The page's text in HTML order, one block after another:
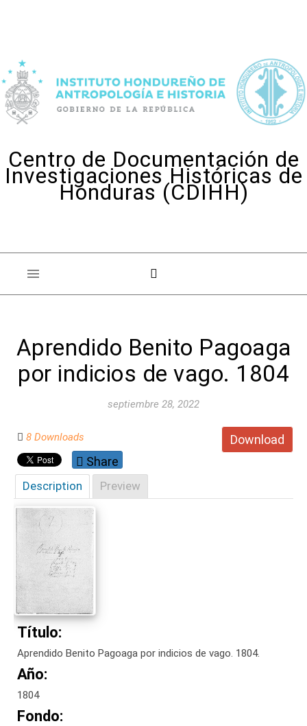
Centro de Documentación de
Investigaciones Históricas de
Honduras (CDIHH)
Aprendido Benito Pagoaga
por indicios de vago. 1804
septiembre 28, 2022
Download
8 Downloads
Share
Description Preview
Título:
Aprendido Benito Pagoaga por indicios de vago. 1804.
Año:
1804
Fondo: